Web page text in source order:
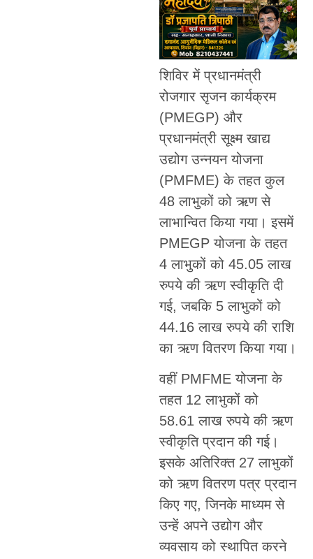
शिविर में प्रधानमंत्री
रोजगार सृजन कार्यक्रम
(PMEGP) और
प्रधानमंत्री सूक्ष्म खाद्य
उद्योग उन्नयन योजना
(PMFME) के तहत कुल
48 लाभुकों को ऋण से
लाभान्वित किया गया। इसमें
PMEGP योजना के तहत
4 लाभुकों को 45.05 लाख
रुपये की ऋण स्वीकृति दी
गई, जबकि 5 लाभुकों को
44.16 लाख रुपये की राशि
का ऋण वितरण किया गया।
वहीं PMFME योजना के
तहत 12 लाभुकों को
58.61 लाख रुपये की ऋण
स्वीकृति प्रदान की गई।
इसके अतिरिक्त 27 लाभुकों
को ऋण वितरण पत्र प्रदान
किए गए, जिनके माध्यम से
उन्हें अपने उद्योग और
व्यवसाय को स्थापित करने